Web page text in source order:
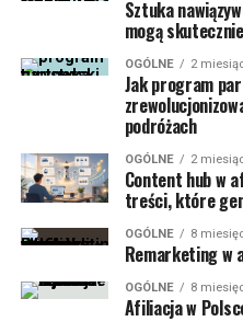
Sztuka
mogą
OGÓLNE 2
Jak program
podróżach
OGÓLNE 2
Content hub w
treści, które
OGÓLNE 8
Remarketing w
OGÓLNE 8
Afiliacja w